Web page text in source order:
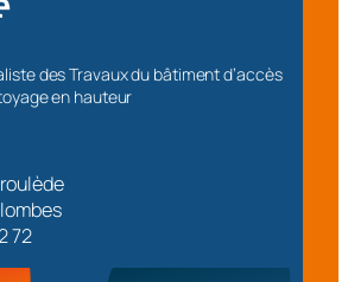
des Travaux du bâtiment d’accès
en hauteur
72